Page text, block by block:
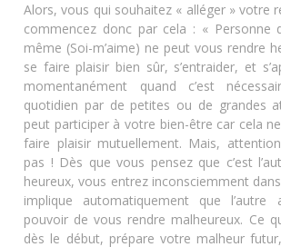
Alors, vous qui souhaitez « alléger » votre
commencez donc par cela : « Personne
même (Soi-m’aime) ne peut vous rendre
se faire plaisir bien sûr, s’entraider, et
momentanément quand c’est
quotidien par de petites ou de grandes
peut participer à votre bien-être car cela
faire plaisir mutuellement. Mais,
pas ! Dès que vous pensez que c’est
heureux, vous entrez inconsciemment
implique automatiquement que
pouvoir de vous rendre malheureux. Ce
dès le début, prépare votre malheur